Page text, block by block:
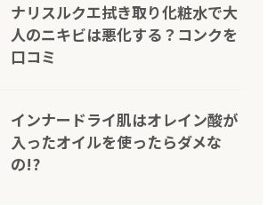
ナリスルクエ拭き取り化粧水で大
人のニキビは悪化する？コンクを
口コミ
インナードライ肌はオレイン酸が
入ったオイルを使ったらダメな
の!?